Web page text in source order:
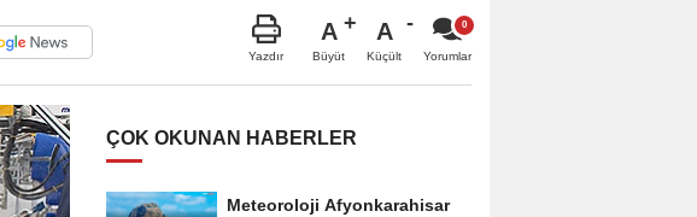
Yazdır
A
Büyüt
A
Küçült Yorumlar
ÇOK OKUNAN HABERLER
Meteoroloji Afyonkarahisar